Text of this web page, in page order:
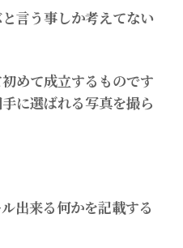
言う事しか考えてない
めて成立するものです
に選ばれる写真を撮ら
出来る何かを記載する